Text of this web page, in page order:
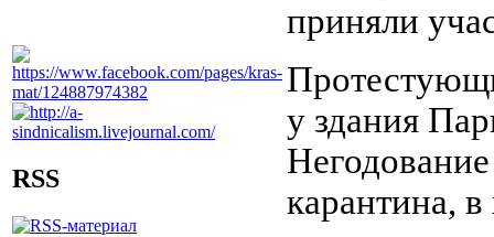
RSS
приняли
у здания
карантина,